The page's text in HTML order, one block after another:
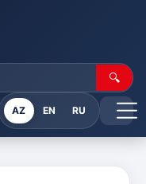
🔍
AZ EN RU